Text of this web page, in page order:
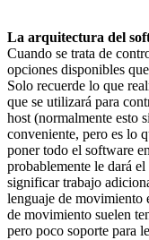
La arquitectura del
Cuando se trata de
opciones disponibles
Solo recuerde lo que
que se utilizará para
host (normalmente esto
conveniente, pero es lo
poner todo el software
probablemente le dará
significar trabajo
lenguaje de movimiento
de movimiento suelen
pero poco soporte para